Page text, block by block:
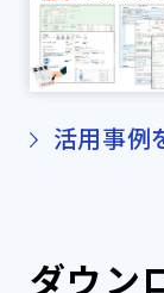
活用事例
ダウン